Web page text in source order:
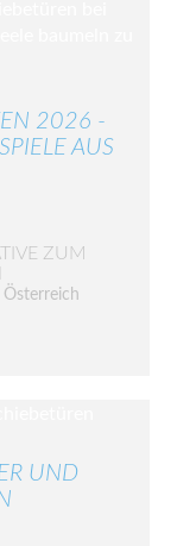
2026 -
AUS
ZUM
UND